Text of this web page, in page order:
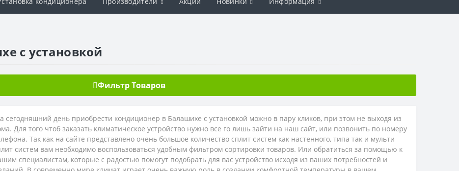
с установкой
Фильтр Товаров
сегодняшний день приобрести кондиционер в Балашихе с установкой можно в пару кликов, при этом не выходя из
Для того чтоб заказать климатическое устройство нужно все го лишь зайти на наш сайт, или позвонить по номеру
Так как на сайте представлено очень большое количество сплит систем как настенного, типа так и мульти
систем вам необходимо воспользоваться удобным фильтром сортировки товаров. Или обратиться за помощью к
специалистам, которые с радостью помогут подобрать для вас устройство исходя из ваших потребностей и